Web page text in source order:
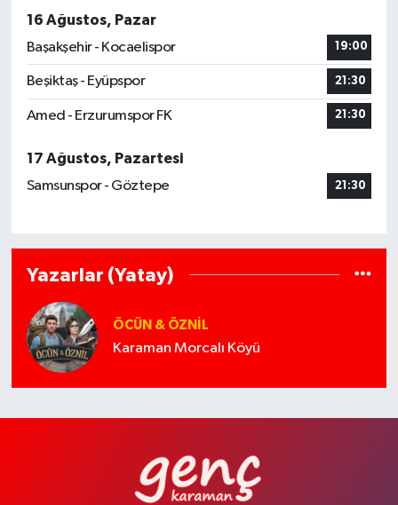
16 Ağustos, Pazar
Başakşehir - Kocaelispor
19:00
Beşiktaş - Eyüpspor 21:30
Amed - Erzurumspor FK 21:30
17 Ağustos, Pazartesi
Samsunspor - Göztepe
21:30
Yazarlar (Yatay)
ÖCÜN & ÖZNIL
Karaman Morcalı Köyü